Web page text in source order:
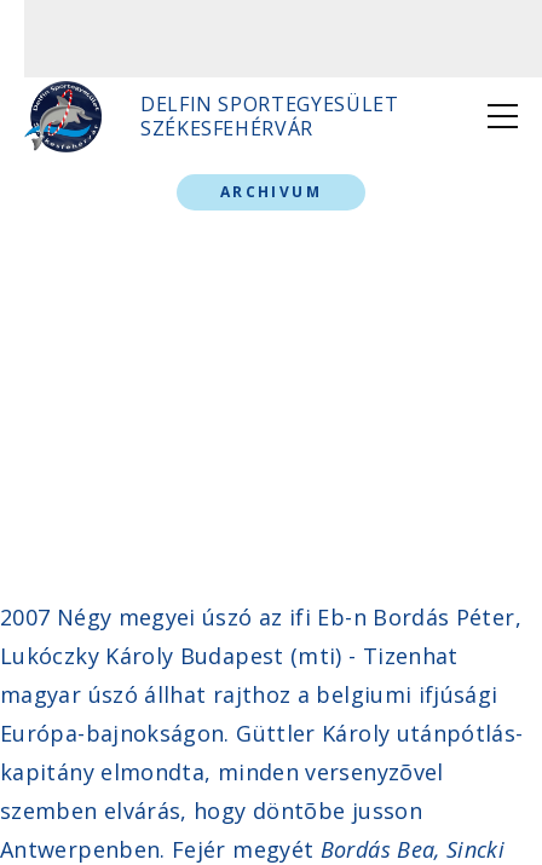
DELFIN SPORTEGYESÜLET
SZÉKESFEHÉRVÁR
ARCHIVUM
2007 Négy megyei úszó az ifi Eb-n Bordás Péter,
Lukóczky Károly Budapest (mti) - Tizenhat
magyar úszó állhat rajthoz a belgiumi ifjúsági
Európa-bajnokságon. Güttler Károly utánpótlás-
kapitány elmondta, minden versenyzõvel
szemben elvárás, hogy döntõbe jusson
Antwerpenben. Fejér megyét Bordás Bea, Sincki